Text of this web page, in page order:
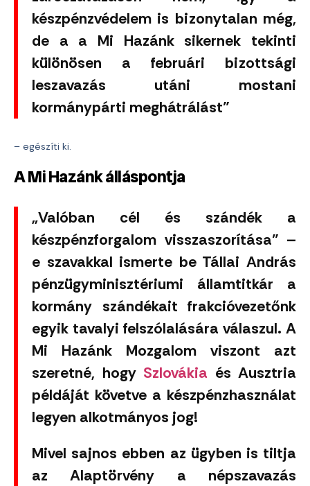
készpénzvédelem is bizonytalan még,
de a a Mi Hazánk sikernek tekinti
különösen a februári bizottsági
leszavazás utáni mostani
kormánypárti meghátrálást”
– egészíti ki.
A Mi Hazánk álláspontja
„Valóban cél és szándék a
készpénzforgalom visszaszorítása” –
e szavakkal ismerte be Tállai András
pénzügyminisztériumi államtitkár a
kormány szándékait frakcióvezetőnk
egyik tavalyi felszólalására válaszul. A
Mi Hazánk Mozgalom viszont azt
szeretné, hogy Szlovákia és Ausztria
példáját követve a készpénzhasználat
legyen alkotmányos jog!
Mivel sajnos ebben az ügyben is tiltja
az Alaptörvény a népszavazás